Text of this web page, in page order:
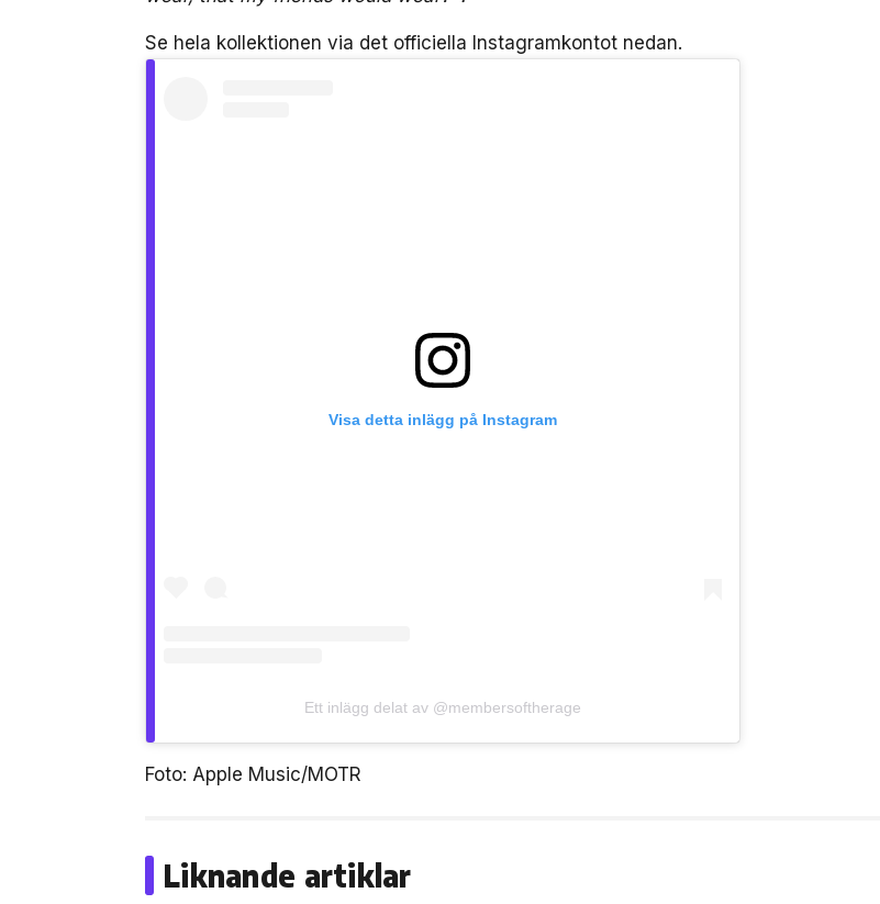
Se hela kollektionen via det officiella Instagramkontot nedan.
Visa detta inlägg på Instagram
Ett inlägg delat av @membersoftherage
Foto: Apple Music/MOTR
Liknande artiklar